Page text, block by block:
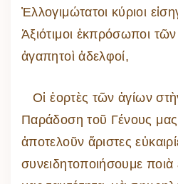
Ἐλλογιμώτατοι κύριοι
Ἀξιότιμοι ἐκπρόσωποι
ἀγαπητοὶ ἀδελφοί,
Οἱ ἑορτὲς τῶν ἁγίων
Παράδοση τοῦ Γένους
ἀποτελοῦν ἄριστες
συνειδητοποιήσουμε ποιὰ